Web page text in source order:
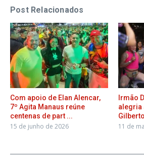
Post Relacionados
Com apoio de Elan Alencar,
7º Agita Manaus reúne
centenas de part ...
15 de junho de 2026
Irmão
alegria
11 de